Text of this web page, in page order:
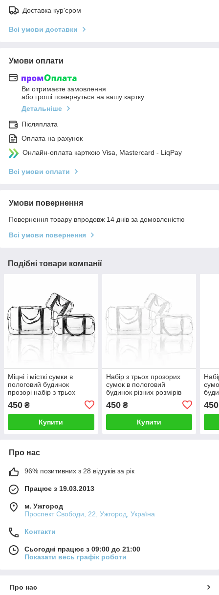
Доставка кур'єром
Всі умови доставки
Умови оплати
Ви отримаєте замовлення
або гроші повернуться на вашу картку
Детальніше
Післяплата
Оплата на рахунок
Онлайн-оплата карткою Visa, Mastercard - LiqPay
Всі умови оплати
Умови повернення
Повернення товару впродовж 14 днів за домовленістю
Всі умови повернення
Подібні товари компанії
Міцні і місткі сумки в
пологовий будинок
прозорі набір з трьох
450 ₴
Купити
Набір з трьох прозорих
сумок в пологовий
будинок різних розмірів
450₴
Купити
450
Про нас
96% позитивних з 28 відгуків за рік
Працює з 19.03.2013
м. Ужгород
Проспект Свободи, 22, Ужгород, Україна
Контакти
Сьогодні працює з 09:00 до 21:00
Показати весь графік роботи
Про нас